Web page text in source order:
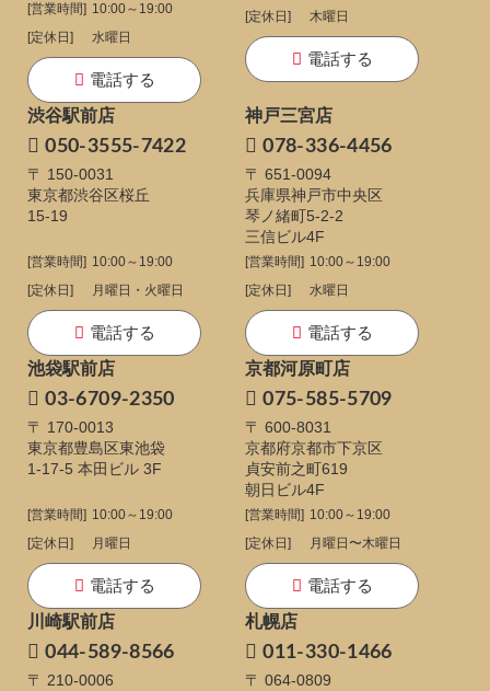
[営業時間] 10:00～19:00
[定休日]
水曜日
電話する
[定休日]
木曜日
電話する
渋谷駅前店
050-3555-7422
〒 150-0031
東京都渋谷区桜丘
15-19
[営業時間] 10:00～19:00
[定休日]
月曜日・火曜日
電話する
神戸三宮店
078-336-4456
〒 651-0094
兵庫県神戸市中央区
琴ノ緒町5-2-2
三信ビル4F
[営業時間] 10:00～19:00
[定休日]
水曜日
電話する
池袋駅前店
03-6709-2350
〒 170-0013
東京都豊島区東池袋
1-17-5 本田ビル 3F
[営業時間] 10:00～19:00
[定休日]
月曜日
電話する
京都河原町店
075-585-5709
〒 600-8031
京都府京都市下京区
貞安前之町619
朝日ビル4F
[営業時間] 10:00～19:00
[定休日]
月曜日〜木曜日
電話する
川崎駅前店
044-589-8566
〒 210-0006
札幌店
011-330-1466
〒 064-0809